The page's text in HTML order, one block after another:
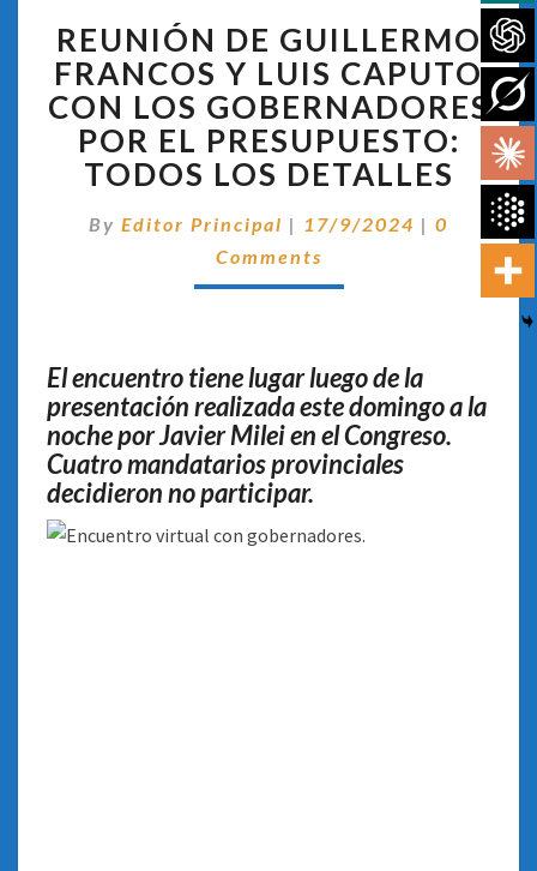
DE
GUILLERMO
FRANCOS
Y
LUIS
CAPUTO
LOS
GOBERNADORES
LOS
DETALLES
REUNIÓN DE GUILLERMO
FRANCOS Y LUIS CAPUTO
CON LOS GOBERNADORES
POR EL PRESUPUESTO:
TODOS LOS DETALLES
By Editor Principal | 17/9/2024 | 0
Comments
El encuentro tiene lugar luego de la
presentación realizada este domingo a la
noche por Javier Milei en el Congreso.
Cuatro mandatarios provinciales
decidieron no participar.